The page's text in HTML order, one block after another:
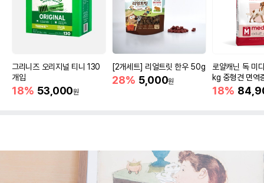
그리니즈 오리지널 티니 130
개입
18% 53,000원
[2개세트] 리얼트릿 한우 50g
28% 5,000원
로얄캐닌 독 미
kg 중형견 면역
18%